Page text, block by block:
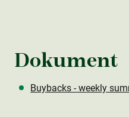
Dokument
Buybacks - weekly